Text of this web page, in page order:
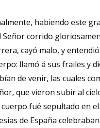
habiendo este
Señor corrido
cayó malo, y
llamó á sus frailes y
de venir, las cuales
que vieron subir al
cuerpo fué sepultado en
de España